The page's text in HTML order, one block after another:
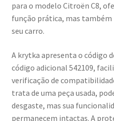
para o modelo Citroën C8,
função prática, mas
seu carro.
A krytka apresenta o código
código adicional 542109,
verificação de
trata de uma peça usada,
desgaste, mas sua
permanecem intactas. A